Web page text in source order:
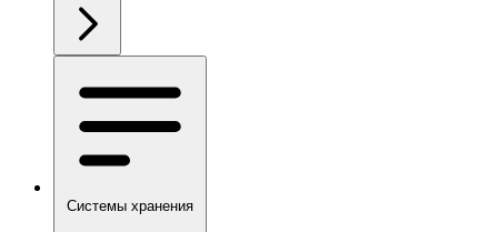
Системы хранения